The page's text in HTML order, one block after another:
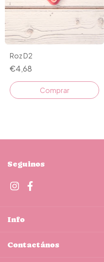
Roz D2
€4,68
Comprar
Seguinos
Info
Contactános